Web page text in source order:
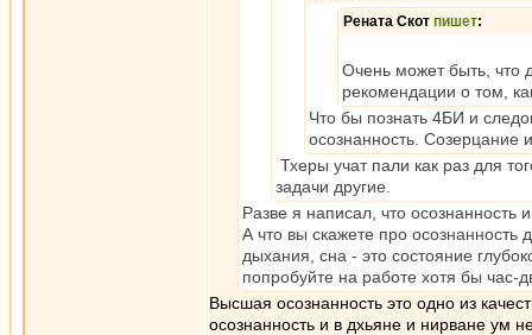
Рената Скот пишет:
Очень может быть, что
рекомендации о том,
Что бы познать 4БИ и
осознанность. Созерцание
Тхеры учат пали как раз для
задачи другие.
Разве я написал, что осознанность
А что вы скажете про осознанность
дыхания, сна - это состояние
попробуйте на работе хотя бы
Высшая осознанность это одно из
осознанность и в дхьяне и нирване ум